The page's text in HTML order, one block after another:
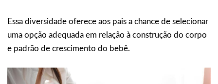
Essa diversidade oferece aos pais a chance de selecionar
uma opção adequada em relação à construção do corpo
e padrão de crescimento do bebê.